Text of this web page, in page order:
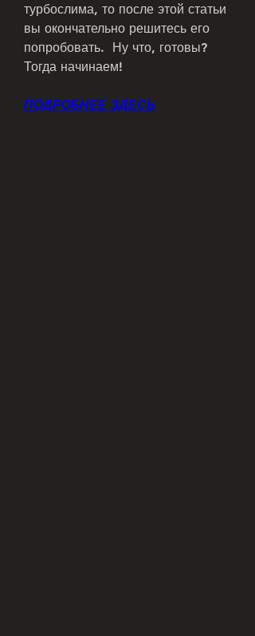
турбослима, то после этой статьи
вы окончательно решитесь его
попробовать.  Ну что, готовы?
Тогда начинаем!
ПОДРОБНЕЕ ЗДЕСЬ